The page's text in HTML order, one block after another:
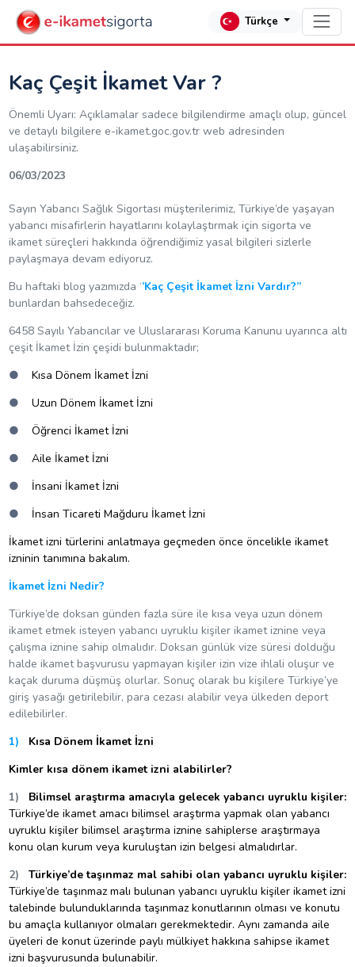
Türkçe
Kaç Çeşit İkamet Var ?
Önemli Uyarı: Açıklamalar sadece bilgilendirme amaçlı olup, güncel
ve detaylı bilgilere e-ikamet.goc.gov.tr web adresinden
ulaşabilirsiniz.
06/03/2023
Sayın Yabancı Sağlık Sigortası müşterilerimiz, Türkiye’de yaşayan
yabancı misafirlerin hayatlarını kolaylaştırmak için sigorta ve
ikamet süreçleri hakkında öğrendiğimiz yasal bilgileri sizlerle
paylaşmaya devam ediyoruz.
Bu haftaki blog yazımızda ‘’Kaç Çeşit İkamet İzni Vardır?’’
bunlardan bahsedeceğiz.
6458 Sayılı Yabancılar ve Uluslararası Koruma Kanunu uyarınca altı
çeşit İkamet İzin çeşidi bulunmaktadır;
● Kısa Dönem İkamet İzni
● Uzun Dönem İkamet İzni
● Öğrenci İkamet İzni
● Aile İkamet İzni
● İnsani İkamet İzni
● İnsan Ticareti Mağduru İkamet İzni
İkamet izni türlerini anlatmaya geçmeden önce öncelikle ikamet
izninin tanımına bakalım.
İkamet İzni Nedir?
Türkiye’de doksan günden fazla süre ile kısa veya uzun dönem
ikamet etmek isteyen yabancı uyruklu kişiler ikamet iznine veya
çalışma iznine sahip olmalıdır. Doksan günlük vize süresi dolduğu
halde ikamet başvurusu yapmayan kişiler izin vize ihlali oluşur ve
kaçak duruma düşmüş olurlar. Sonuç olarak bu kişilere Türkiye’ye
giriş yasağı getirilebilir, para cezası alabilir veya ülkeden deport
edilebilirler.
1) Kısa Dönem İkamet İzni
Kimler kısa dönem ikamet izni alabilirler?
1) Bilimsel araştırma amacıyla gelecek yabancı uyruklu kişiler:
Türkiye’de ikamet amacı bilimsel araştırma yapmak olan yabancı
uyruklu kişiler bilimsel araştırma iznine sahiplerse araştırmaya
konu olan kurum veya kuruluştan izin belgesi almalıdırlar.
2) Türkiye’de taşınmaz mal sahibi olan yabancı uyruklu kişiler:
Türkiye’de taşınmaz malı bulunan yabancı uyruklu kişiler ikamet izni
talebinde bulunduklarında taşınmaz konutlarının olması ve konutu
bu amaçla kullanıyor olmaları gerekmektedir. Aynı zamanda aile
üyeleri de konut üzerinde paylı mülkiyet hakkına sahipse ikamet
izni başvurusunda bulunabilir.